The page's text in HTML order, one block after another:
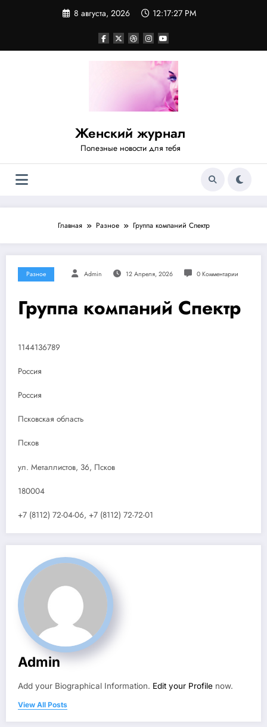
8 августа, 2026 12:17:27 PM
Женский журнал
Полезные новости для тебя
Главная Разное Группа компаний Спектр
Разное Admin 12 Апреля, 2026 0 Комментарии
Группа компаний Спектр
1144136789
Россия
Россия
Псковская область
Псков
ул. Металлистов, 36, Псков
180004
+7 (8112) 72-04-06, +7 (8112) 72-72-01
Admin
Add your Biographical Information. Edit your Profile now.
View All Posts